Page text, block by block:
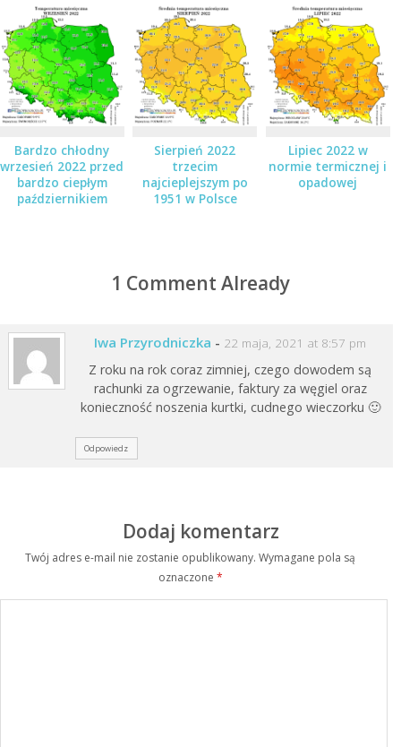
Bardzo chłodny
wrzesień 2022 przed
bardzo ciepłym
październikiem
Sierpień 2022
trzecim
najcieplejszym po
1951 w Polsce
Lipiec 2022 w
normie termicznej i
opadowej
1 Comment Already
Iwa Przyrodniczka - 22 maja, 2021 at 8:57 pm
Z roku na rok coraz zimniej, czego dowodem są
rachunki za ogrzewanie, faktury za węgiel oraz
konieczność noszenia kurtki, cudnego wieczorku 🙂
Odpowiedz
Dodaj komentarz
Twój adres e-mail nie zostanie opublikowany. Wymagane pola są
oznaczone *